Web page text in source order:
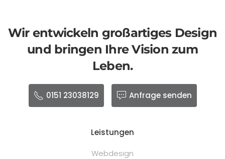
Wir entwickeln großartiges Design
und bringen Ihre Vision zum
Leben.
0151 23038129 Anfrage senden
Leistungen
Webdesign